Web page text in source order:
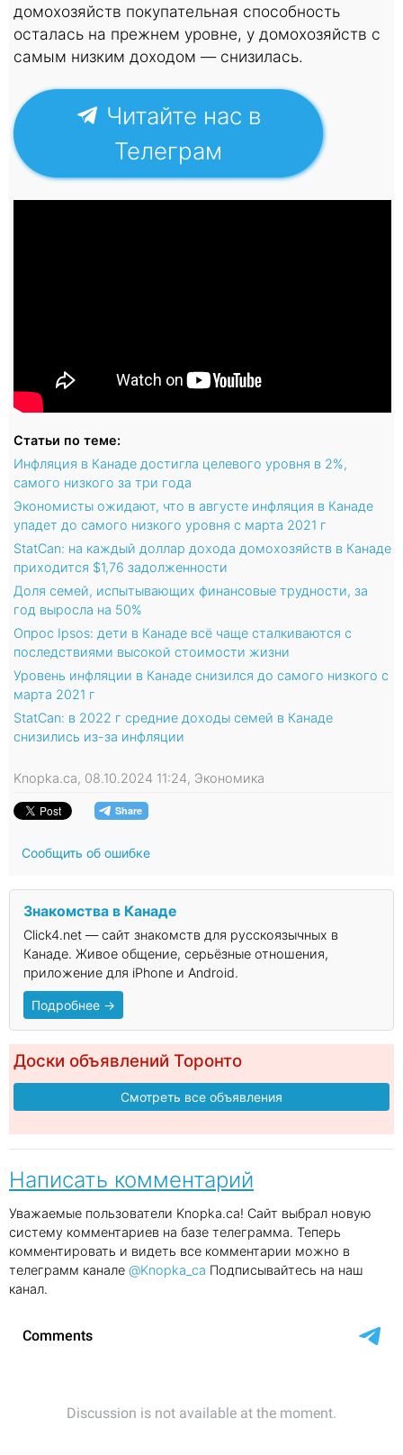
домохозяйств покупательная способность
осталась на прежнем уровне, у домохозяйств с
самым низким доходом — снизилась.
Читайте нас в
Телеграм
Статьи по теме:
Инфляция в Канаде достигла целевого уровня в 2%,
самого низкого за три года
Экономисты ожидают, что в августе инфляция в Канаде
упадет до самого низкого уровня с марта 2021 г
StatCan: на каждый доллар дохода домохозяйств в Канаде
приходится $1,76 задолженности
Доля семей, испытывающих финансовые трудности, за
год выросла на 50%
Опрос Ipsos: дети в Канаде всё чаще сталкиваются с
последствиями высокой стоимости жизни
Уровень инфляции в Канаде снизился до самого низкого с
марта 2021 г
StatCan: в 2022 г средние доходы семей в Канаде
снизились из-за инфляции
Knopka.ca, 08.10.2024 11:24, Экономика
Сообщить об ошибке
Знакомства в Канаде
Click4.net — сайт знакомств для русскоязычных в
Канаде. Живое общение, серьёзные отношения,
приложение для iPhone и Android.
Подробнее →
Доски объявлений Торонто
Смотреть все объявления
Написать комментарий
Уважаемые пользователи Knopka.ca! Сайт выбрал новую
систему комментариев на базе телеграмма. Теперь
комментировать и видеть все комментарии можно в
телеграмм канале @Knopka_ca Подписывайтесь на наш
канал.